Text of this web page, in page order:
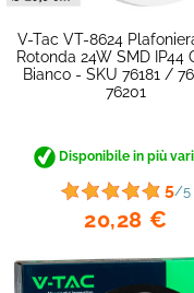
V-Tac VT-8624
Rotonda 24W SMD IP44
Bianco - SKU 76181 /
76201
Disponibile in più
5/5
20,28 €